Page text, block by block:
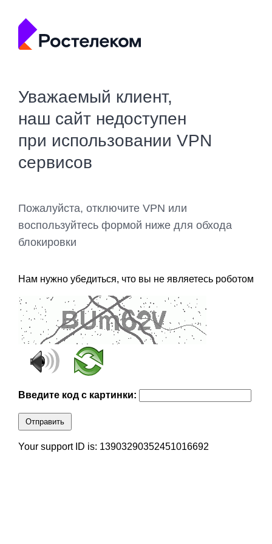
Уважаемый клиент,
наш сайт недоступен
при использовании VPN
сервисов
Пожалуйста, отключите VPN или
воспользуйтесь формой ниже для обхода
блокировки
Нам нужно убедиться, что вы не являетесь роботом
Введите код с картинки:
Отправить
Your support ID is: 13903290352451016692